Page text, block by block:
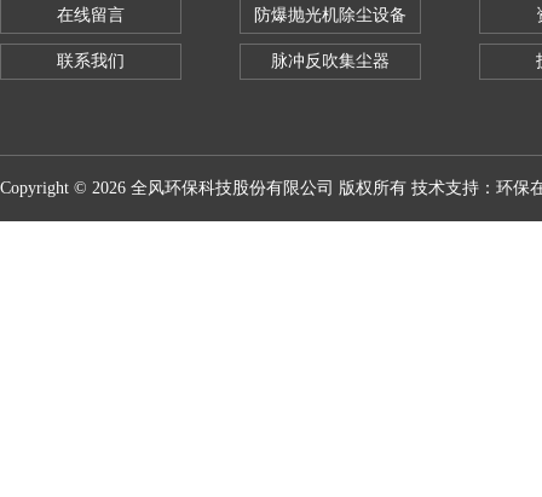
在线留言
联系我们
防爆抛光机除尘设备
脉冲反吹集尘器
Copyright © 2026 全风环保科技股份有限公司 版权所有 技术支持： 环保